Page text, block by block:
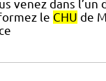
venez dans l’un
le CHU de